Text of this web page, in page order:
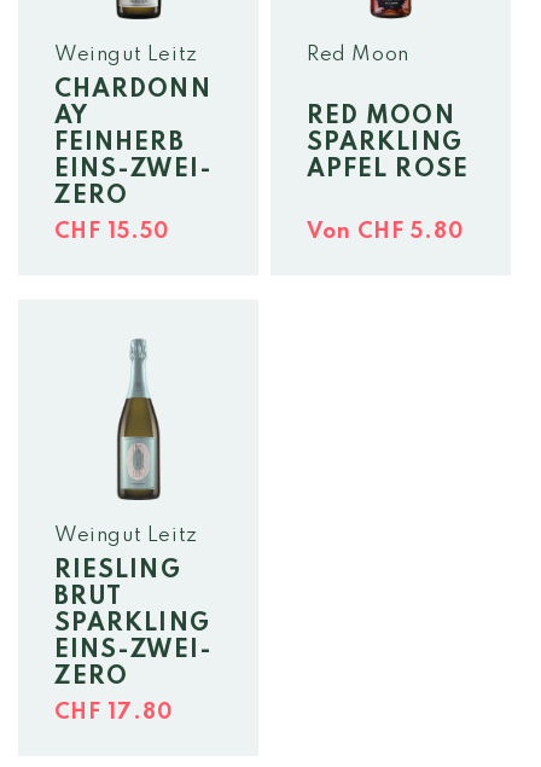
Weingut Leitz
CHARDONN
AY
FEINHERB
EINS-ZWEI-
ZERO
Normaler
CHF 15.50
Red Moon
RED MOON
SPARKLING
APFEL ROSE
Normaler
Von CHF 5.80
Weingut Leitz
RIESLING
BRUT
SPARKLING
EINS-ZWEI-
ZERO
Normaler
CHF 17.80